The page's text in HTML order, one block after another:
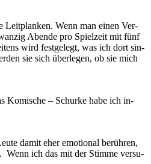
Leit­plan­ken. Wenn man ei­nen Ver­
Aben­de pro Spiel­zeit mit fünf
wird fest­ge­legt, was ich dort sin­
sie sich über­le­gen, ob sie mich
Ko­mi­sche – Schur­ke habe ich in­
da­mit eher emo­tio­nal be­rüh­ren,
Wenn ich das mit der Stim­me ver­su­